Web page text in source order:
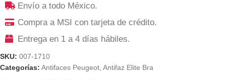
Envío a todo México.
Compra a MSI con tarjeta de crédito.
Entrega en 1 a 4 días hábiles.
SKU: 007-1710
Categorías: Antifaces Peugeot Antifaz Elite Bra